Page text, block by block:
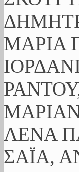
ΜΑΡΙΑ
ΛΕΝΑ
ΣΑΪΑ,